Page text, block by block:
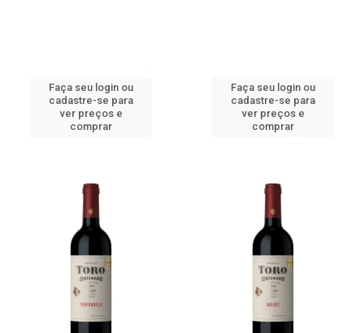
Faça seu login ou
cadastre-se para
ver preços e
comprar
Faça seu login ou
cadastre-se para
ver preços e
comprar